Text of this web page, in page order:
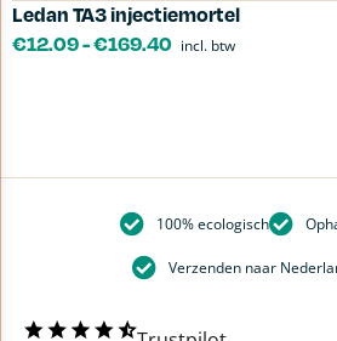
Ledan TA3 injectiemortel
€12.09-€169.40 incl. btw
100% ecologisch
Verzenden naar